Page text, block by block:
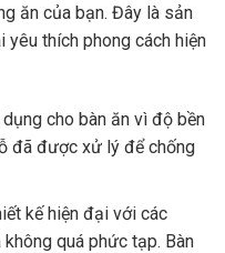
ăn của bạn. Đây là sản
yêu thích phong cách hiện
cho bàn ăn vì độ bền
đã được xử lý để chống
kế hiện đại với các
quá phức tạp. Bàn